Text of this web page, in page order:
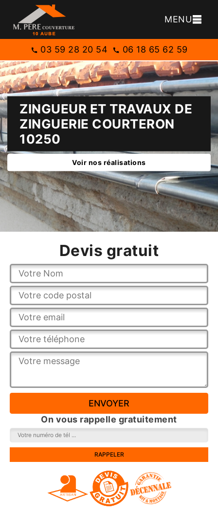
MENU
03 59 28 20 54 06 18 65 62 59
ZINGUEUR ET TRAVAUX DE
ZINGUERIE COURTERON
10250
Voir nos réalisations
Devis gratuit
On vous rappelle gratuitement